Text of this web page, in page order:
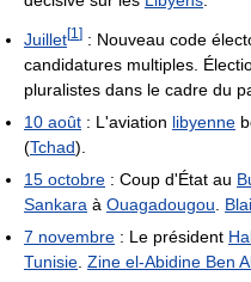
Juillet[1 ] : Nouveau code
candidatures multiples.
pluralistes dans le cadre du
10 août : L'aviation libyenne
(Tchad).
15 octobre : Coup d'État au
Sankara à Ouagadougou
7 novembre : Le président
Tunisie Zine el-Abidine Ben